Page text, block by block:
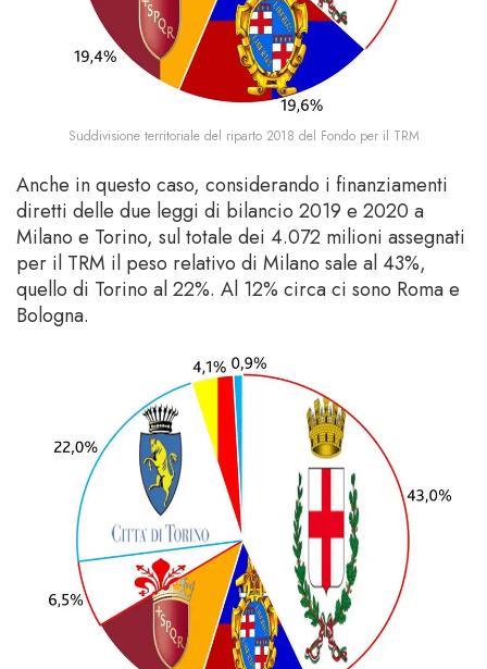
Suddivisione territoriale del riparto 2018 del Fondo per il TRM
Anche in questo caso, considerando i finanziamenti
diretti delle due leggi di bilancio 2019 e 2020 a
Milano e Torino, sul totale dei 4.072 milioni assegnati
per il TRM il peso relativo di Milano sale al 43%,
quello di Torino al 22%. Al 12% circa ci sono Roma e
Bologna.